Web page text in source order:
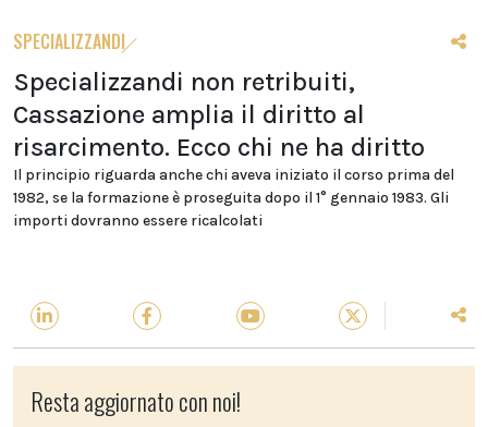
SPECIALIZZANDI
Specializzandi non retribuiti,
Cassazione amplia il diritto al
risarcimento. Ecco chi ne ha diritto
Il principio riguarda anche chi aveva iniziato il corso prima del
1982, se la formazione è proseguita dopo il 1° gennaio 1983. Gli
importi dovranno essere ricalcolati
Resta aggiornato con noi!